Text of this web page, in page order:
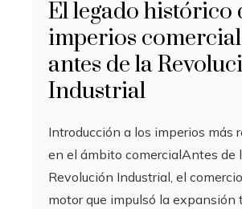
El legado histórico
imperios
antes de la
Industrial
Introducción a los imperios más
en el ámbito comercialAntes de
Revolución Industrial, el
motor que impulsó la expansión